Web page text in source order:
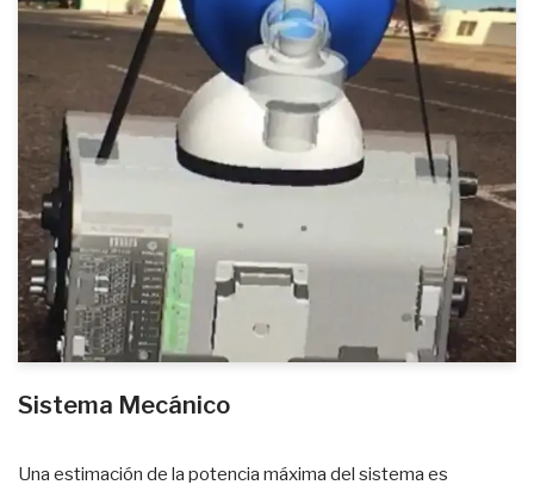
Sistema Mecánico
Una estimación de la potencia máxima del sistema es